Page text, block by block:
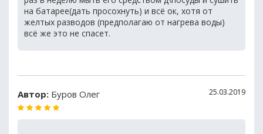
на батарее(дать просохнуть) и всё ок, хотя от
желтых разводов (предполагаю от нагрева воды)
всё же это не спасет.
Автор: Буров Олег 25.03.2019